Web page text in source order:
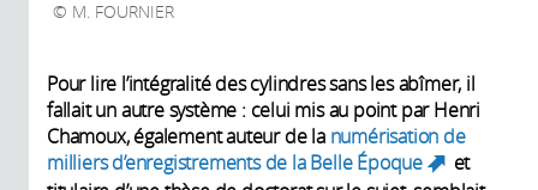
M. FOURNIER
Pour lire l’intégralité des cylindres sans les abîmer, il
fallait un autre système : celui mis au point par Henri
Chamoux, également auteur de la numérisation de
milliers d’enregistrements de la Belle Époque
(link
et